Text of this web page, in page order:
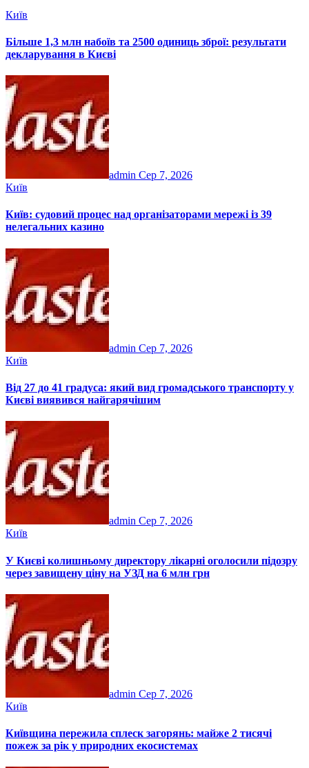
Київ
Більше 1,3 млн набоїв та 2500 одиниць зброї: результати
декларування в Києві
admin Сер 7, 2026
Київ
Київ: судовий процес над організаторами мережі із 39
нелегальних казино
admin Сер 7, 2026
Київ
Від 27 до 41 градуса: який вид громадського транспорту у
Києві виявився найгарячішим
admin Сер 7, 2026
Київ
У Києві колишньому директору лікарні оголосили підозру
через завищену ціну на УЗД на 6 млн грн
admin Сер 7, 2026
Київ
Київщина пережила сплеск загорянь: майже 2 тисячі
пожеж за рік у природних екосистемах